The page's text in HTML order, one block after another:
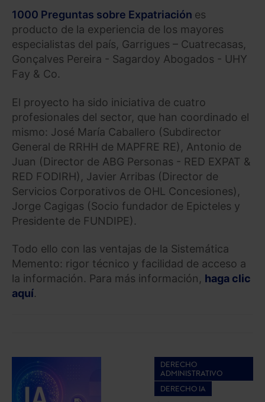
1000 Preguntas sobre Expatriación es
producto de la experiencia de los mayores
especialistas del país, Garrigues – Cuatrecasas,
Gonçalves Pereira - Sagardoy Abogados - UHY
Fay & Co.
El proyecto ha sido iniciativa de cuatro
profesionales del sector, que han coordinado el
mismo: José María Caballero (Subdirector
General de RRHH de MAPFRE RE), Antonio de
Juan (Director de ABG Personas - RED EXPAT &
RED FODIRH), Javier Arribas (Director de
Servicios Corporativos de OHL Concesiones),
Jorge Cagigas (Socio fundador de Epicteles y
Presidente de FUNDIPE).
Todo ello con las ventajas de la Sistemática
Memento: rigor técnico y facilidad de acceso a
la información. Para más información, haga clic
aquí.
DERECHO
ADMINISTRATIVO
DERECHO IA